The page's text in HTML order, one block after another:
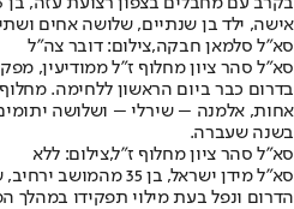
אישה, ילד בן שנתיים, שלושה אחים
סא"ל סלמאן חבקה,צילום: דובר צה"ל
אחות, אלמנה – שירלי – ושלושה
בשנה שעברה.
סא"ל סהר ציון מחלוף ז"ל,צילום: ללא
סא"ל מידן ישראל, בן
הדרום ונפל בעת מילוי תפקידו במהלך